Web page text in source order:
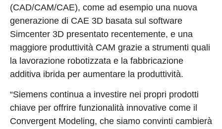
(CAD/CAM/CAE), come ad esempio una nuova
generazione di CAE 3D basata sul software
Simcenter 3D presentato recentemente, e una
maggiore produttività CAM grazie a strumenti quali
la lavorazione robotizzata e la fabbricazione
additiva ibrida per aumentare la produttività.
“Siemens continua a investire nei propri prodotti
chiave per offrire funzionalità innovative come il
Convergent Modeling, che siamo convinti cambierà